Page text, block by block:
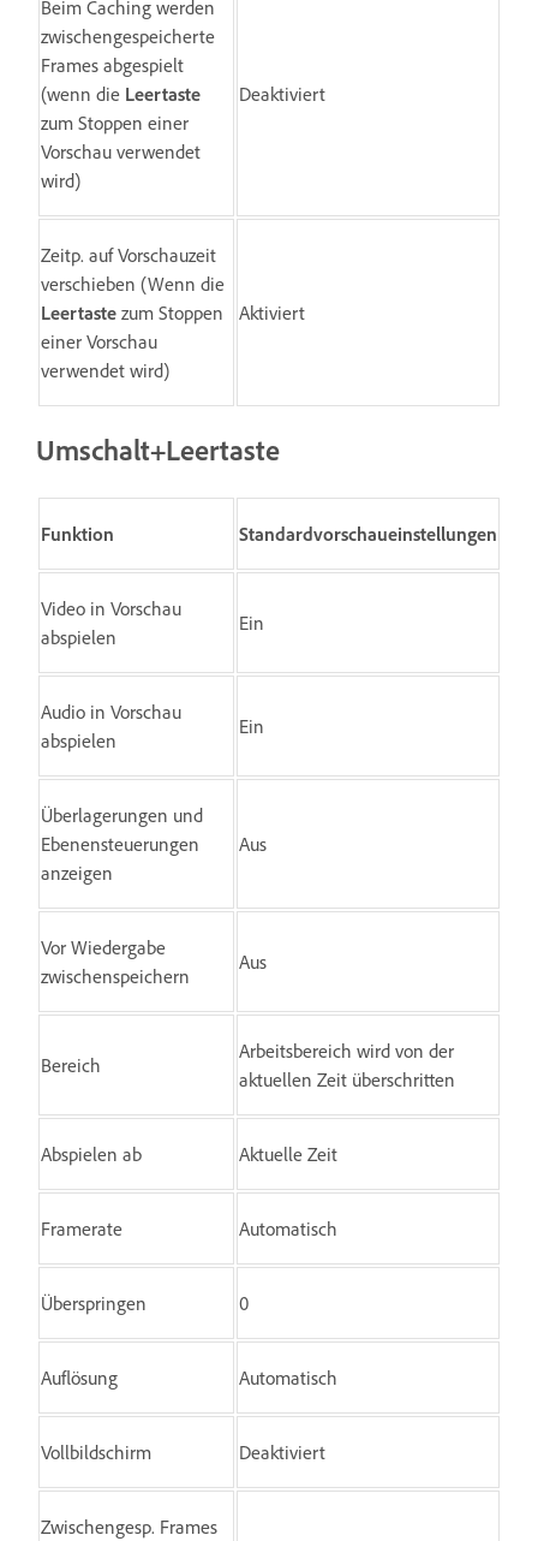
Beim Caching werden
zwischengespeicherte
Frames abgespielt
(wenn die Leertaste
zum Stoppen einer
Vorschau verwendet
wird)
Deaktiviert
Zeitp. auf Vorschauzeit
verschieben (Wenn die
Leertaste zum Stoppen
einer Vorschau
verwendet wird)
Aktiviert
Umschalt+Leertaste
Funktion Standardvorschaueinstellungen
Video in Vorschau
abspielen
Ein
Audio in Vorschau
abspielen
Ein
Überlagerungen und
Ebenensteuerungen
anzeigen
Aus
Vor Wiedergabe
zwischenspeichern
Aus
Bereich
Arbeitsbereich wird von der
aktuellen Zeit überschritten
Abspielen ab Aktuelle Zeit
Framerate Automatisch
Überspringen 0
Auflösung Automatisch
Vollbildschirm Deaktiviert
Zwischengesp. Frames